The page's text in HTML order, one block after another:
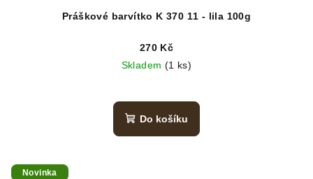
Práškové barvítko K 370 11 - lila 100g
270 Kč
Skladem (1 ks)
Do košíku
Novinka